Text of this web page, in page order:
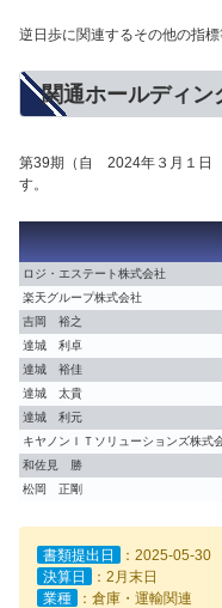
逆日歩に関連するその他の指標
関通ホールディン
第39期（自 2024年３月１日
す。
ロジ・エステート株式会社
楽天グループ株式会社
吉岡 裕之
達城 利卓
達城 裕佳
達城 太貴
達城 利元
キヤノンＩＴソリューションズ株式
和佐見 勝
松岡 正剛
書類提出日
：2025-05-30
決算日
：2月末日
業種
：倉庫・運輸関連